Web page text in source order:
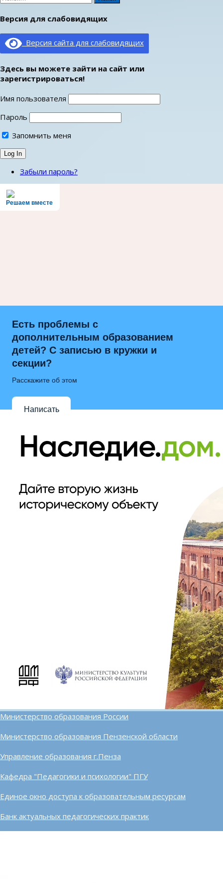
Версия для слабовидящих
Версия сайта для слабовидящих
Здесь вы можете зайти на сайт или
зарегистрироваться!
Имя пользователя
Пароль
Запомнить меня
Забыли пароль?
Решаем вместе
Есть проблемы с
дополнительным образованием
детей? С записью в кружки и
секции?
Расскажите об этом
Написать
Министерство образования России
Министерство образования Пензенской области
Управление образования г.Пенза
Кафедра "Педагогики и психологии" ПГУ
Единое окно доступа к образовательным ресурсам
Банк актуальных педагогических практик